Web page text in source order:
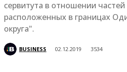
сервитута в отношении
расположенных в границах
округа".
BUSINESS 02.12.2019 3534